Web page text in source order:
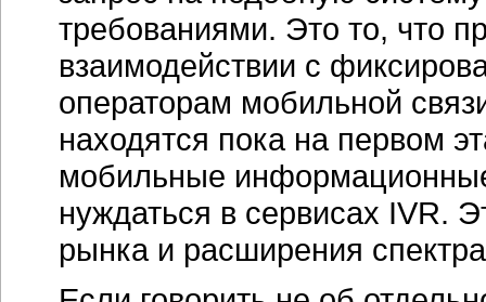
требованиями. Это то, что
взаимодействии с
операторам мобильной
находятся пока на первом
мобильные
нуждаться в сервисах IVR.
рынка и расширения